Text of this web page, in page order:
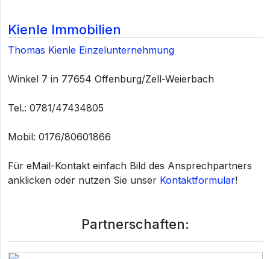
Kienle Immobilien
Thomas Kienle Einzelunternehmung
Winkel 7 in 77654 Offenburg/Zell-Weierbach
Tel.: 0781/47434805
Mobil: 0176/80601866
Für eMail-Kontakt einfach Bild des Ansprechpartners
anklicken oder nutzen Sie unser Kontaktformular!
Partnerschaften: